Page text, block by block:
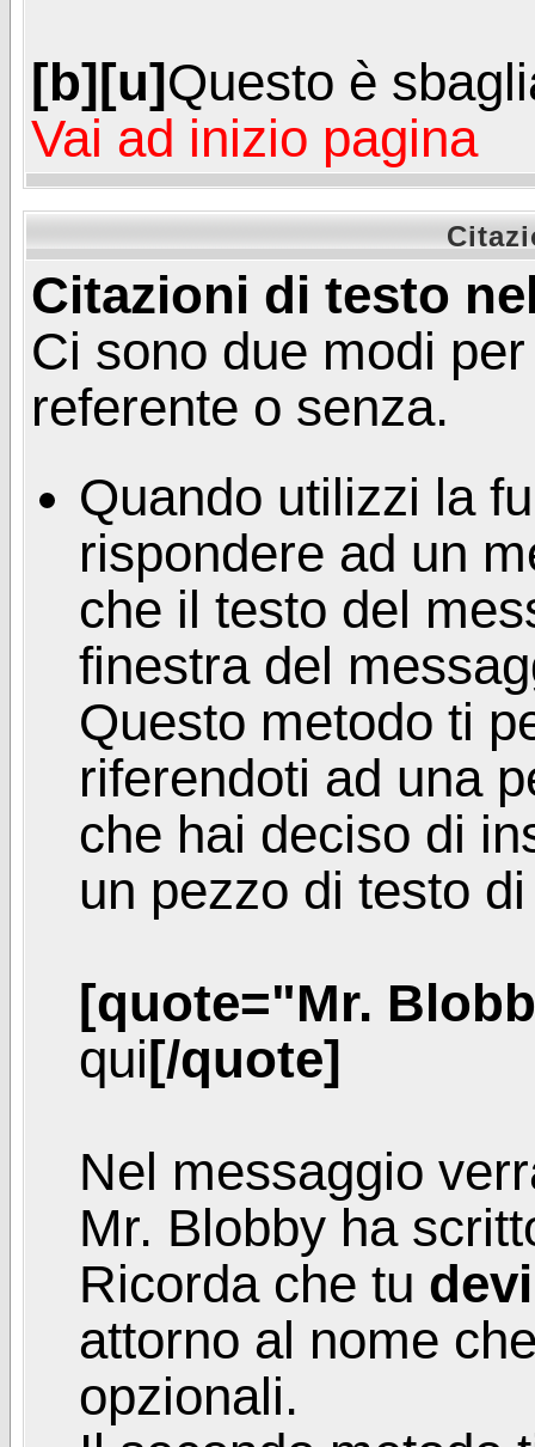
[b][u]Questo è
Vai ad inizio pagina
Citazioni di testo
Ci sono due modi
referente o senza.
Quando utilizzi la
rispondere ad un
che il testo del
finestra del
Questo metodo ti
riferendoti ad una
che hai deciso di
un pezzo di testo
[quote="Mr.
qui[/quote]
Nel messaggio
Mr. Blobby ha
Ricorda che tu devi
attorno al nome
opzionali.